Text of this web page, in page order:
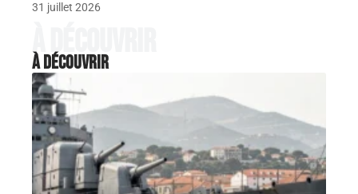
31 juillet 2026
À découvrir
À découvrir